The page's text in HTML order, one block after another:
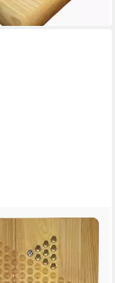
2-3 Werktagen bei dir